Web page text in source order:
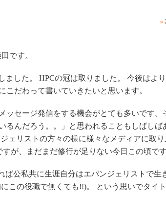
»
です。
ました。 HPCの冠は取りました。 今後はよ
こだわって書いていきたいと思います。
ッセージ発信をする機会がとても多いです。
るんだろう。。」と思われることもしばしば
ェリストの方々の様に様々なメディアに取り
が、まだまだ修行が足りない今日この頃で
ば公私共に生涯自分はエバンジェリストで生
この役職で無くても!!)。 という思いでタイ